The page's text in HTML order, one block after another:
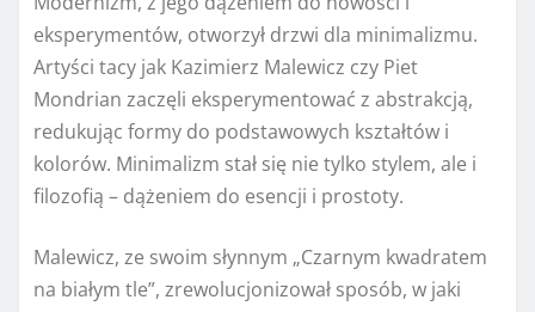
eksperymentów, otworzył drzwi dla minimalizmu.
Artyści tacy jak Kazimierz Malewicz czy Piet
Mondrian zaczęli eksperymentować z abstrakcją,
redukując formy do podstawowych kształtów i
kolorów. Minimalizm stał się nie tylko stylem, ale i
filozofią – dążeniem do esencji i prostoty.
Malewicz, ze swoim słynnym „Czarnym kwadratem
na białym tle”, zrewolucjonizował sposób, w jaki